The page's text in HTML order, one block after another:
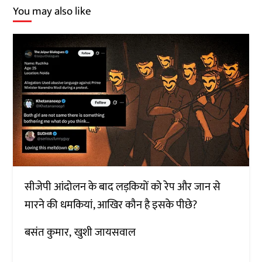
You may also like
सीजेपी आंदोलन के बाद लड़कियों को रेप और जान से
मारने की धमकियां, आखिर कौन है इसके पीछे?
बसंत कुमार खुशी जायसवाल